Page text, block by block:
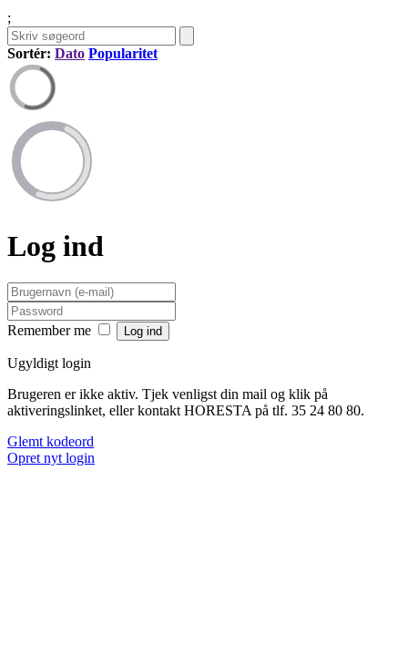
;
Sortér: Dato Popularitet
Log ind
Remember me
Ugyldigt login
Brugeren er ikke aktiv. Tjek venligst din mail og klik på
aktiveringslinket, eller kontakt HORESTA på tlf. 35 24 80 80.
Glemt kodeord
Opret nyt login